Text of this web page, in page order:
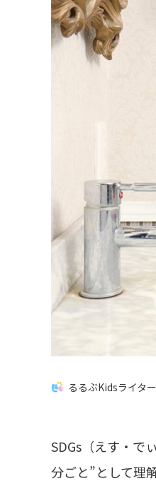
るるぶKidsライター
SDGs（えす・で
分ごと”として理